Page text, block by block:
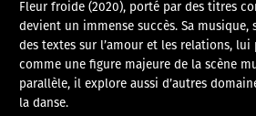
Fleur froide (2020), porté par des titres
devient un immense succès. Sa musique,
des textes sur l’amour et les relations, lui
comme une figure majeure de la scène
parallèle, il explore aussi d’autres
la danse.